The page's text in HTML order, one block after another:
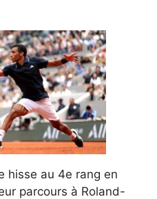
hisse au 4e rang en
parcours à Roland-